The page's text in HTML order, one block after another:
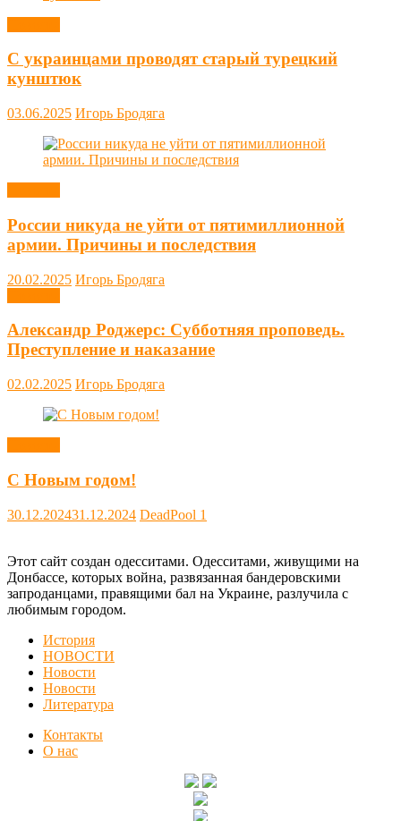
С украинцами проводят старый турецкий
кунштюк
03.06.2025 Игорь Бродяга
России никуда не уйти от пятимиллионной
армии. Причины и последствия
20.02.2025 Игорь Бродяга
Александр Роджерс: Субботняя проповедь.
Преступление и наказание
02.02.2025 Игорь Бродяга
С Новым годом!
30.12.202431.12.2024 DeadPool 1
Этот сайт создан одесситами. Одесситами, живущими на
Донбассе, которых война, развязанная бандеровскими
запроданцами, правящими бал на Украине, разлучила с
любимым городом.
История
НОВОСТИ
Новости
Новости
Литература
Контакты
О нас